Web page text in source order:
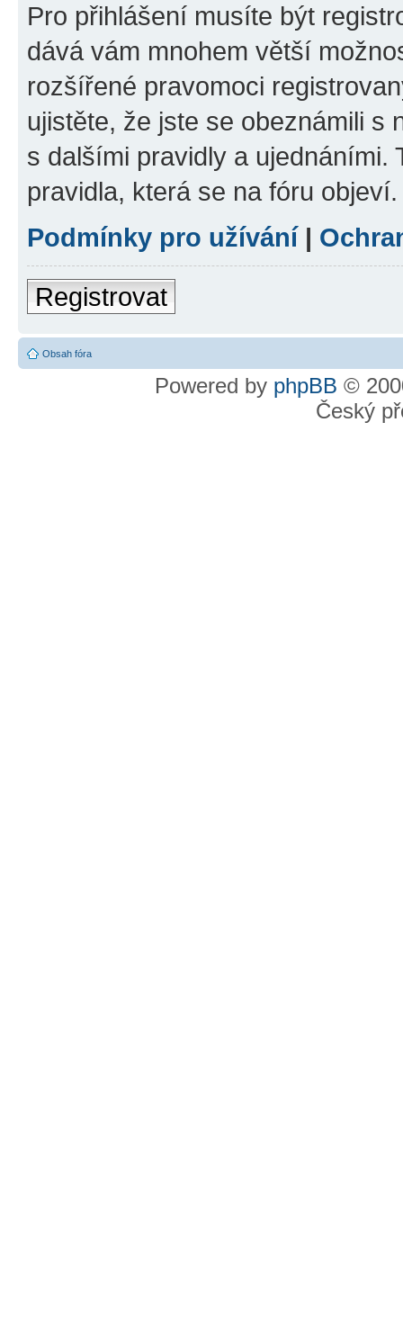
Pro přihlášení musíte být
dává vám mnohem větší
rozšířené pravomoci
ujistěte, že jste se obeznámili s
s dalšími pravidly a ujednáními.
pravidla, která se na fóru objeví.
Podmínky pro užívání|
Registrovat
Obsah fóra
Powered by phpBB ©
Český